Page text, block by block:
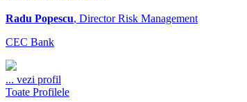
Radu Popescu, Director Risk Management
CEC Bank
... vezi profil
Toate Profilele